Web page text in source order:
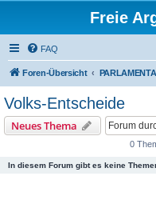
Freie
FAQ
Foren-Übersicht
Volks-Entscheide
Neues Thema
0
In diesem Forum gibt es keine